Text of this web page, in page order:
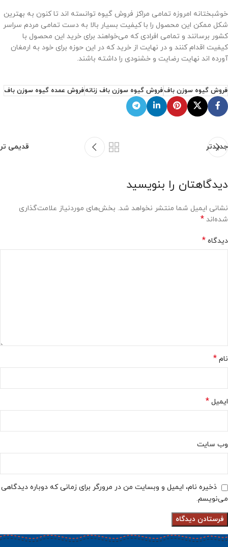
خوشبختانه امروزه تمامی مراکز فروش گیوه توانسته اند تا کنون به بهترین
شکل ممکن این محصول را با کیفیت بسیار بالا به دست تمامی مردم سراسر
کشور برسانند و تمامی افرادی که می‌خواهند برای خرید این محصول با
کیفیت اقدام کنند و در نهایت از خرید که در این حوزه برای خود به ارمغان
آورده اند نهایت رضایت و خشنودی را داشته باشند.
فروش گیوه سوزن باففروش گیوه سوزن باف زنانهفروش عمده گیوه سوزن باف
جدیدتر قدیمی تر
دیدگاهتان را بنویسید
نشانی ایمیل شما منتشر نخواهد شد. بخش‌های موردنیاز علامت‌گذاری
شده‌اند *
دیدگاه *
نام *
ایمیل *
وب‌ سایت
ذخیره نام، ایمیل و وبسایت من در مرورگر برای زمانی که دوباره دیدگاهی
می‌نویسم.